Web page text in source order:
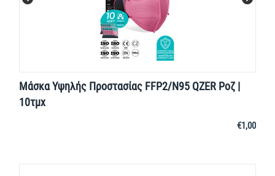
Μάσκα Υψηλής Προστασίας FFP2/N95 QZER Ροζ |
10τμχ
€1,00